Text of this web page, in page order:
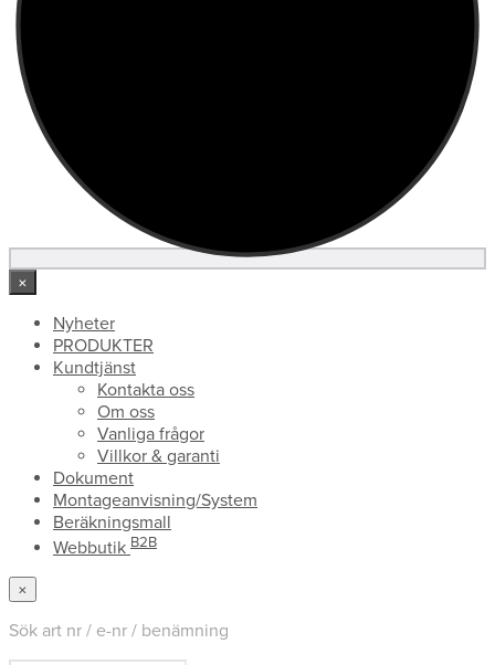
×
Nyheter
PRODUKTER
Kundtjänst
Kontakta oss
Om oss
Vanliga frågor
Villkor & garanti
Dokument
Montageanvisning/System
Beräkningsmall
Webbutik B2B
×
Sök art nr / e-nr / benämning